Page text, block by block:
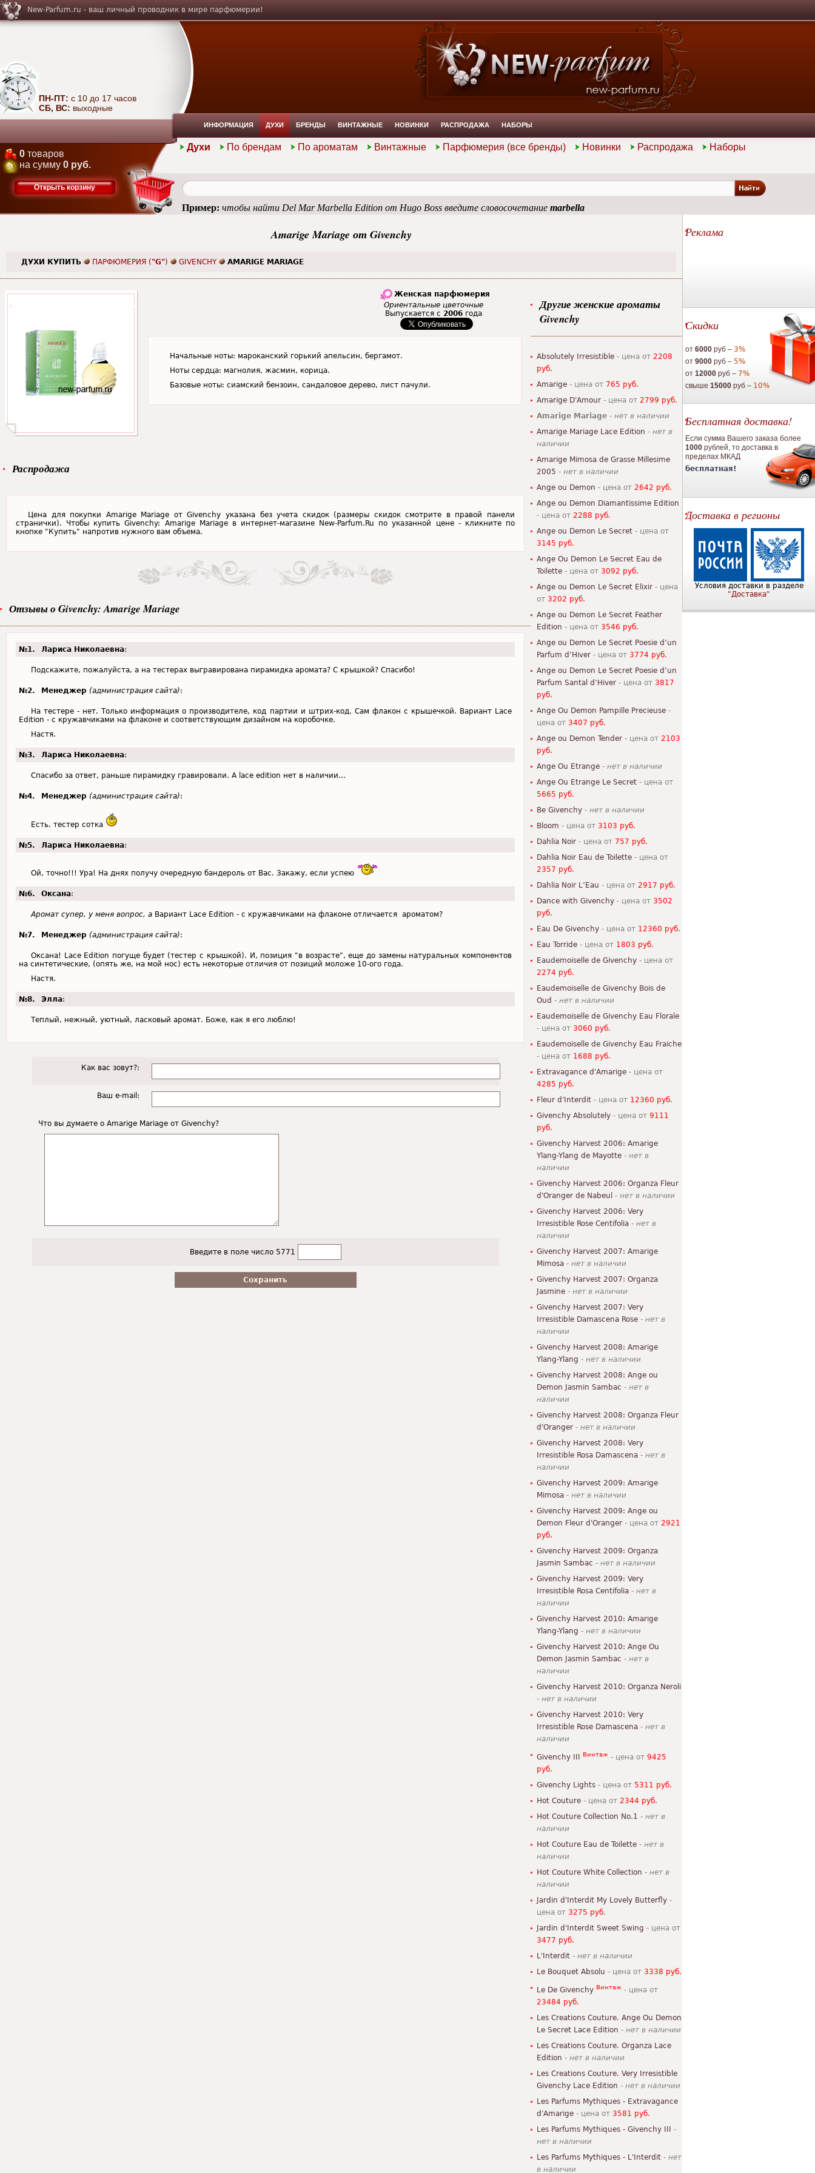
Amarige Mariage от Givenchy
ДУХИ КУПИТЬ ПАРФЮМЕРИЯ ( "G") GIVENCHY AMARIGE MARIAGE
Женская парфюмерия
Ориентальные цветочные
Выпускается с 2006 года
Начальные ноты: мароканский горький апельсин, бергамот.
Ноты сердца: магнолия, жасмин, корица.
Базовые ноты: сиамский бензоин, сандаловое дерево, лист пачули.
Распродажа
Цена для покупки Amarige Mariage от Givenchy указана без учета скидок (размеры скидок смотрите в правой панели
странички). Чтобы купить Givenchy: Amarige Mariage в интернет-магазине New-Parfum.Ru по указанной цене - кликните по
кнопке "Купить" напротив нужного вам объема.
Отзывы о Givenchy: Amarige Mariage
№1. Лариса Николаевна:
Подскажите, пожалуйста, а на тестерах выгравирована пирамидка аромата? С крышкой? Спасибо!
№2. Менеджер (администрация сайта):
На тестере - нет. Только информация о производителе, код партии и штрих-код. Сам флакон с крышечкой. Вариант Lace
Edition - с кружавчиками на флаконе и соответствующим дизайном на коробочке.
Настя.
№3. Лариса Николаевна:
Спасибо за ответ, раньше пирамидку гравировали. А lace edition нет в наличии...
№4. Менеджер (администрация сайта):
Есть. тестер сотка
№5. Лариса Николаевна:
Ой, точно!!! Ура! На днях получу очередную бандероль от Вас. Закажу, если успею
№6. Оксана:
Аромат супер, у меня вопрос, а Вариант Lace Edition - с кружавчиками на флаконе отличается ароматом?
№7. Менеджер (администрация сайта):
Оксана! Lace Edition погуще будет (тестер с крышкой). И, позиция "в возрасте", еще до замены натуральных компонентов
на синтетические, (опять же, на мой нос) есть некоторые отличия от позиций моложе 10-ого года.
Настя.
№8. Элла:
Теплый, нежный, уютный, ласковый аромат. Боже, как я его люблю!
Как вас зовут?:
Ваш e-mail:
Что вы думаете о Amarige Mariage от Givenchy?
Введите в поле число 5771
Другие женские ароматы
Givenchy
Absolutely Irresistible - цена от 2208
руб.
Amarige - цена от 765 руб.
Amarige D'Amour - цена от 2799 руб.
Amarige Mariage - нет в наличии
Amarige Mariage Lace Edition - нет в
наличии
Amarige Mimosa de Grasse Millesime
2005 - нет в наличии
Ange ou Demon - цена от 2642 руб.
Ange ou Demon Diamantissime Edition
- цена от 2288 руб.
Ange ou Demon Le Secret - цена от
3145 руб.
Ange Ou Demon Le Secret Eau de
Toilette - цена от 3092 руб.
Ange ou Demon Le Secret Elixir - цена
от 3202 руб.
Ange ou Demon Le Secret Feather
Edition - цена от 3546 руб.
Ange ou Demon Le Secret Poesie d’un
Parfum d’Hiver - цена от 3774 руб.
Ange ou Demon Le Secret Poesie d’un
Parfum Santal d’Hiver - цена от 3817
руб.
Ange Ou Demon Pampille Precieuse -
цена от 3407 руб.
Ange ou Demon Tender - цена от 2103
руб.
Ange Ou Etrange - нет в наличии
Ange Ou Etrange Le Secret - цена от
5665 руб.
Be Givenchy - нет в наличии
Bloom - цена от 3103 руб.
Dahlia Noir - цена от 757 руб.
Dahlia Noir Eau de Toilette - цена от
2357 руб.
Dahlia Noir L’Eau - цена от 2917 руб.
Dance with Givenchy - цена от 3502
руб.
Eau De Givenchy - цена от 12360 руб.
Eau Torride - цена от 1803 руб.
Eaudemoiselle de Givenchy - цена от
2274 руб.
Eaudemoiselle de Givenchy Bois de
Oud - нет в наличии
Eaudemoiselle de Givenchy Eau Florale
- цена от 3060 руб.
Eaudemoiselle de Givenchy Eau Fraiche
- цена от 1688 руб.
Extravagance d'Amarige - цена от
4285 руб.
Fleur d'Interdit - цена от 12360 руб.
Givenchy Absolutely - цена от 9111
руб.
Givenchy Harvest 2006: Amarige
Ylang-Ylang de Mayotte - нет в
наличии
Givenchy Harvest 2006: Organza Fleur
d'Oranger de Nabeul - нет в наличии
Givenchy Harvest 2006: Very
Irresistible Rose Centifolia - нет в
наличии
Givenchy Harvest 2007: Amarige
Mimosa - нет в наличии
Givenchy Harvest 2007: Organza
Jasmine - нет в наличии
Givenchy Harvest 2007: Very
Irresistible Damascena Rose - нет в
наличии
Givenchy Harvest 2008: Amarige
Ylang-Ylang - нет в наличии
Givenchy Harvest 2008: Ange ou
Demon Jasmin Sambac - нет в
наличии
Givenchy Harvest 2008: Organza Fleur
d'Oranger - нет в наличии
Givenchy Harvest 2008: Very
Irresistible Rosa Damascena - нет в
наличии
Givenchy Harvest 2009: Amarige
Mimosa - нет в наличии
Givenchy Harvest 2009: Ange ou
Demon Fleur d'Oranger - цена от 2921
руб.
Givenchy Harvest 2009: Organza
Jasmin Sambac - нет в наличии
Givenchy Harvest 2009: Very
Irresistible Rosa Centifolia - нет в
наличии
Givenchy Harvest 2010: Amarige
Ylang-Ylang - нет в наличии
Givenchy Harvest 2010: Ange Ou
Demon Jasmin Sambac - нет в
наличии
Givenchy Harvest 2010: Organza Neroli
- нет в наличии
Givenchy Harvest 2010: Very
Irresistible Rose Damascena - нет в
наличии
Givenchy III Винтаж - цена от 9425
руб.
Givenchy Lights - цена от 5311 руб.
Hot Couture - цена от 2344 руб.
Hot Couture Collection No.1 - нет в
наличии
Hot Couture Eau de Toilette - нет в
наличии
Hot Couture White Collection - нет в
наличии
Jardin d'Interdit My Lovely Butterfly -
цена от 3275 руб.
Jardin d'Interdit Sweet Swing - цена от
3477 руб.
L'Interdit - нет в наличии
Le Bouquet Absolu - цена от 3338 руб.
Le De Givenchy Винтаж - цена от
23484 руб.
Les Creations Couture. Ange Ou Demon
Le Secret Lace Edition - нет в наличии
Les Creations Couture. Organza Lace
Edition - нет в наличии
Les Creations Couture. Very Irresistible
Givenchy Lace Edition - нет в наличии
Les Parfums Mythiques - Extravagance
d'Amarige - цена от 3581 руб.
Les Parfums Mythiques - Givenchy III
-
нет в наличии
Les Parfums Mythiques - L'Interdit - нет
в наличии
Реклама
Скидки
от 6000 руб – 3%
от 9000 руб – 5%
от 12000 руб – 7%
свыше 15000 руб – 10%
Бесплатная доставка!
Если сумма Вашего заказа более
1000 рублей, то доставка в
пределах МКАД
бесплатная!
Доставка в регионы
Условия доставки в разделе
"Доставка"
New-Parfum.ru - ваш личный проводник в мире парфюмерии!
ПН-ПТ: с 10 до 17 часов
СБ, ВС: выходные
ИНФОРМАЦИЯ ДУХИ БРЕНДЫ ВИНТАЖНЫЕ НОВИНКИ РАСПРОДАЖА НАБОРЫ
Духи По брендам По ароматам Винтажные Парфюмерия (все бренды) Новинки Распродажа Наборы
0 товаров
на сумму 0 руб.
Открыть корзину
Пример: чтобы найти Del Mar Marbella Edition от Hugo Boss введите словосочетание marbella